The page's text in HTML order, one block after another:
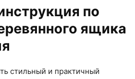
по
ящика
стильный и практичный